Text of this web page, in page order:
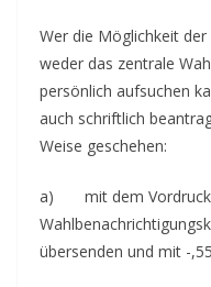
Wer die Möglichkeit
weder das zentrale
persönlich aufsuchen
auch schriftlich
Weise geschehen:
a) mit dem Vordruck
übersenden und mit -